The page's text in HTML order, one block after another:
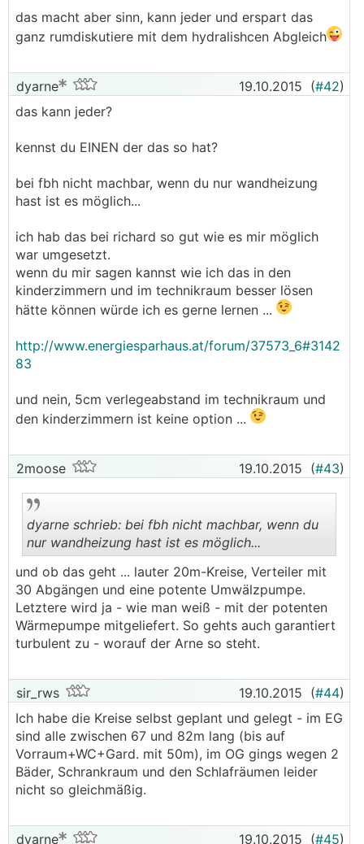
die heizquelle bekommt viel zu früh wieder ihren
rücklauf warm zurück und regelt ab -> es kommt
große räume mit langen kreisen bleiben
unterversorgt , weil das warme wasser bis zum
abschalten bloß in die ersten schleifen gelangt.
was macht man dagegen?
wegen obiger problematik ist es vorschrift, daß jede
heizanlage hydraulisch eingeregelt (abgeglichen)
werden muß. dazu werden im zuge derauslegung
die sollvolumenströme
für jeden kreis individuell
berechnet.
der kurze aus obigem beispiel würde dann vielleicht
sich somit gleichschnell durch ihre kreis arbeiten...
ausgeborgt bei gdfde...
in der letzten spalte stehen die
vorgabevolumenströme der einzelnen kreise, hier
von 0,4 l/min bis 'voll offen'
die längsten kreise laufen immer völligentdrosselt
hier wird der volumenstrom grundsätzlich an der
heizkreispumpe eingestellt. die kürzeren werden
entsprechend der liste abgeglichen.
dazu gibt es in den heizkreisverteilerntrimmventile
mit durchflußanzeige.
in diesem fall sitzt unter den roten plastikkappen ein
rote schwimmer zeigt den
volumenstrom in l/min
das macht aber sinn, kann jeder und erspart das
ganz rumdiskutiere mit dem hydralishcen Abgleich
dyarne 19.10.2015 (#42)
das kann jeder?
kennst du EINEN der das so hat?
bei fbh nicht machbar, wenn du nur wandheizung
hast ist es möglich...
ich hab das bei richard so gut wie es mir möglich
war umgesetzt.
wenn du mir sagen kannst wie ich das in den
kinderzimmern und im technikraum besser lösen
hätte können würde ich es gerne lernen ...
http://www.energiesparhaus.at/forum/37573_6#3142
83
und nein, 5cm verlegeabstand im technikraum und
den kinderzimmern ist keine option ...
2moose 19.10.2015 (#43)
..
dyarne schrieb: bei fbh nicht machbar, wenn du
nur wandheizung hast ist es möglich...
und ob das geht ... lauter 20m-Kreise, Verteiler mit
30 Abgängen und eine potente Umwälzpumpe.
Letztere wird ja - wie man weiß - mit der potenten
Wärmepumpe mitgeliefert. So gehts auch garantiert
turbulent zu - worauf der Arne so steht.
sir_rws 19.10.2015 (#44)
Ich habe die Kreise selbst geplant und gelegt - im EG
sind alle zwischen 67 und 82m lang (bis auf
Vorraum+WC+Gard. mit 50m), im OG gings wegen 2
Bäder, Schrankraum und den Schlafräumen leider
nicht so gleichmäßig.
dyarne 19.10.2015 (#45)